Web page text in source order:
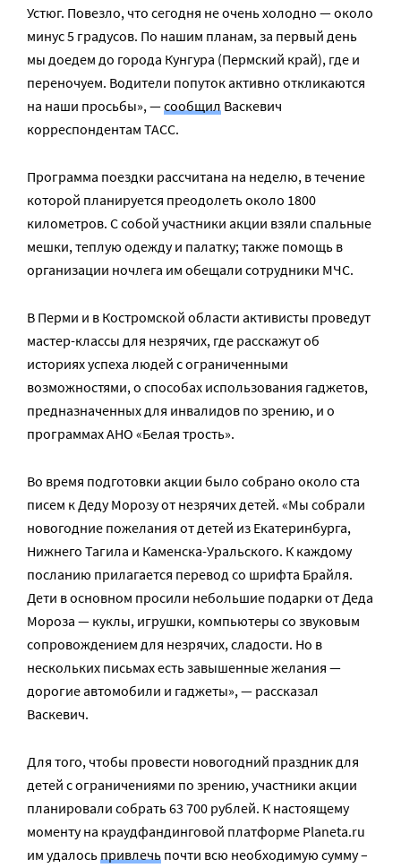
Устюг. Повезло, что сегодня не очень холодно — около
минус 5 градусов. По нашим планам, за первый день
мы доедем до города Кунгура (Пермский край), где и
переночуем. Водители попуток активно откликаются
на наши просьбы», —сообщил Васкевич
корреспондентам ТАСС.
Программа поездки рассчитана на неделю, в течение
которой планируется преодолеть около 1800
километров. С собой участники акции взяли спальные
мешки, теплую одежду и палатку; также помощь в
организации ночлега им обещали сотрудники МЧС.
В Перми и в Костромской области активисты проведут
мастер-классы для незрячих, где расскажут об
историях успеха людей с ограниченными
возможностями, о способах использования гаджетов,
предназначенных для инвалидов по зрению, и о
программах АНО «Белая трость».
Во время подготовки акции было собрано около ста
писем к Деду Морозу от незрячих детей. «Мы собрали
новогодние пожелания от детей из Екатеринбурга,
Нижнего Тагила и Каменска-Уральского. К каждому
посланию прилагается перевод со шрифта Брайля.
Дети в основном просили небольшие подарки от Деда
Мороза — куклы, игрушки, компьютеры со звуковым
сопровождением для незрячих, сладости. Но в
нескольких письмах есть завышенные желания —
дорогие автомобили и гаджеты», — рассказал
Васкевич.
Для того, чтобы провести новогодний праздник для
детей с ограничениями по зрению, участники акции
планировали собрать 63 700 рублей. К настоящему
моменту на краудфандинговой платформе Planeta.ru
им удалосьпривлечь почти всю необходимую сумму –